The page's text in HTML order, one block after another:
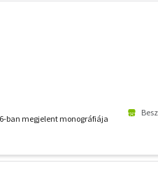
ban megjelent monográfiája